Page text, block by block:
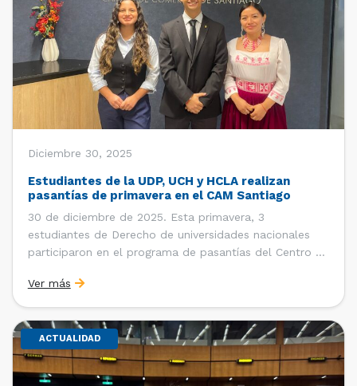
Diciembre 30, 2025
Estudiantes de la UDP, UCH y HCLA realizan
pasantías de primavera en el CAM Santiago
30 de diciembre de 2025. Esta primavera, 3
estudiantes de Derecho de universidades nacionales
participaron en el programa de pasantías del Centro de
de Santiago (CCS). Entre el 3 de noviembre y el 30 de
diciembre realizaron su pasantía Ingrid Ivania […]
Ver más
ACTUALIDAD